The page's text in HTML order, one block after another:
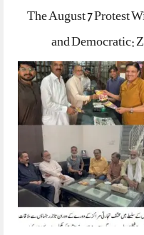
The August 7 Protest
and Democratic: